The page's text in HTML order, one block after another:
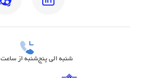
شنبه الی پنج‌شنبه از ساعت 9 صبح